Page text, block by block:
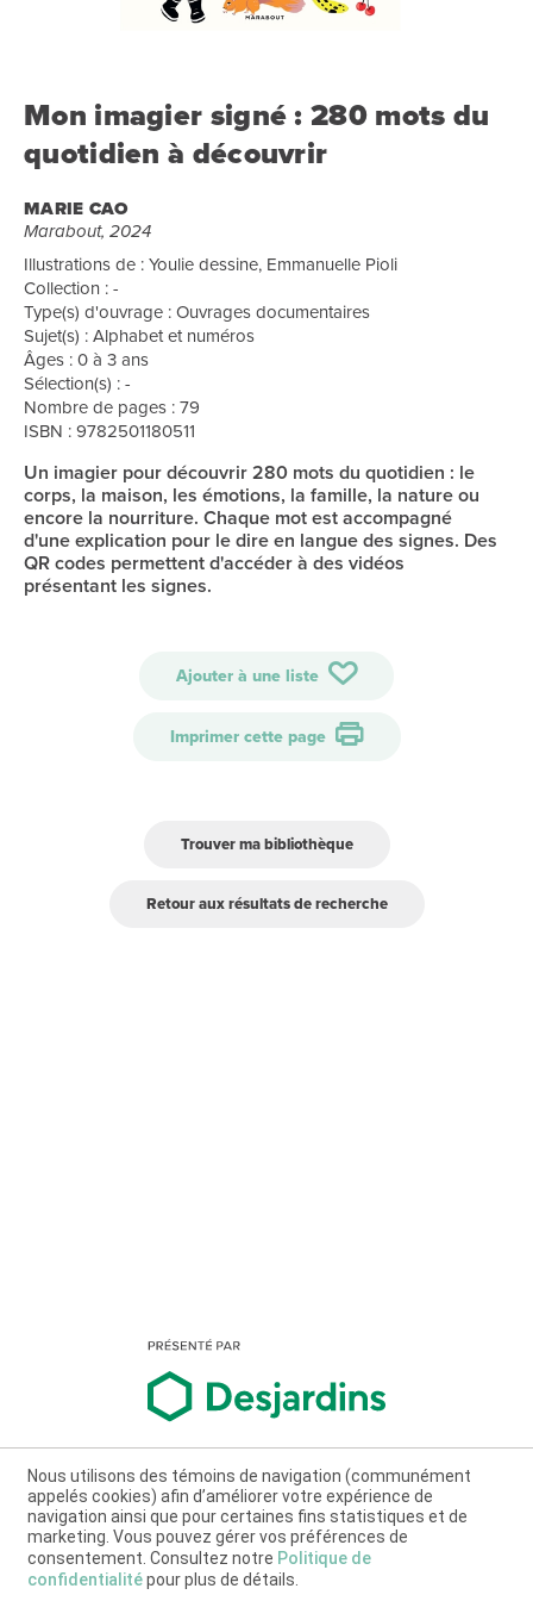
Mon imagier signé : 280 mots du
quotidien à découvrir
MARIE CAO
Marabout, 2024
Illustrations de : Youlie dessine, Emmanuelle Pioli
Collection : -
Type(s) d'ouvrage : Ouvrages documentaires
Sujet(s) : Alphabet et numéros
Âges : 0 à 3 ans
Sélection(s) : -
Nombre de pages : 79
ISBN : 9782501180511
Un imagier pour découvrir 280 mots du quotidien : le
corps, la maison, les émotions, la famille, la nature ou
encore la nourriture. Chaque mot est accompagné
d'une explication pour le dire en langue des signes. Des
QR codes permettent d'accéder à des vidéos
présentant les signes.
Ajouter à une liste
Imprimer cette page
Trouver ma bibliothèque
Retour aux résultats de recherche
Nous utilisons des témoins de navigation (communément
appelés cookies) afin d’améliorer votre expérience de
navigation ainsi que pour certaines fins statistiques et de
marketing. Vous pouvez gérer vos préférences de
consentement. Consultez notre Politique de
confidentialitépour plus de détails.